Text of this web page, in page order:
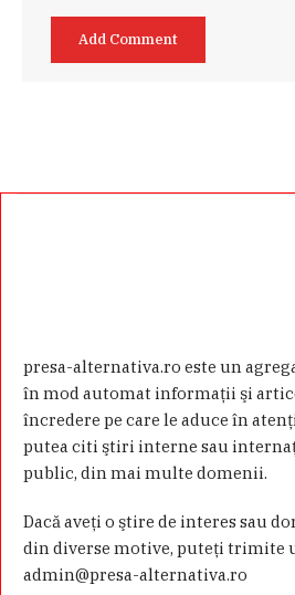
presa-alternativa.ro este un
în mod automat informaţii şi
încredere pe care le aduce în
putea citi ştiri interne sau
public, din mai multe domenii.
Dacă aveţi o ştire de interes sau
din diverse motive, puteţi trimite
admin@presa-alternativa.ro